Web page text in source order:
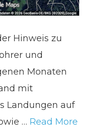
Hinweis zu
und
Monaten
mit
Landungen auf
… Read More